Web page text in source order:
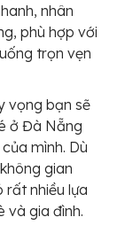
nhân
phù hợp với
trọn vẹn
vọng bạn sẽ
ở Đà Nẵng
mình. Dù
gian
nhiều lựa
và gia đình.